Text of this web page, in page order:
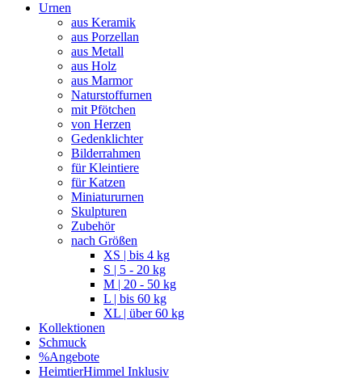
Urnen
aus Keramik
aus Porzellan
aus Metall
aus Holz
aus Marmor
Naturstoffurnen
mit Pfötchen
von Herzen
Gedenklichter
Bilderrahmen
für Kleintiere
für Katzen
Miniatururnen
Skulpturen
Zubehör
nach Größen
XS | bis 4 kg
S | 5 - 20 kg
M | 20 - 50 kg
L | bis 60 kg
XL | über 60 kg
Kollektionen
Schmuck
%Angebote
HeimtierHimmel Inklusiv